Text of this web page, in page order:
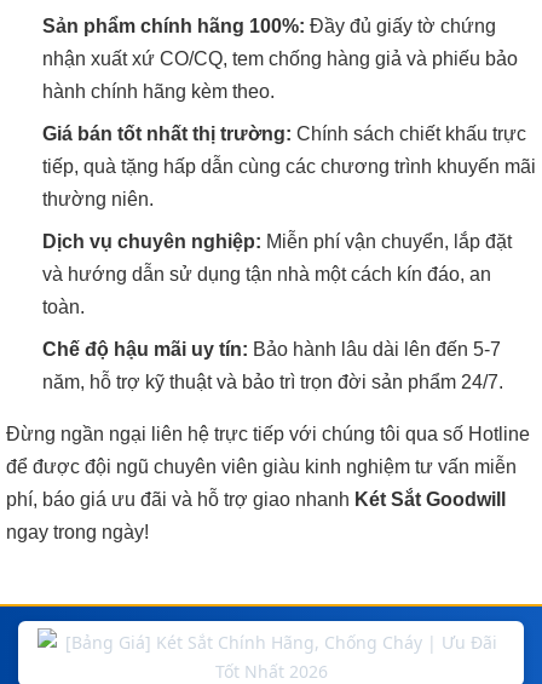
Sản phẩm chính hãng 100%: Đầy đủ giấy tờ chứng
nhận xuất xứ CO/CQ, tem chống hàng giả và phiếu bảo
hành chính hãng kèm theo.
Giá bán tốt nhất thị trường: Chính sách chiết khấu trực
tiếp, quà tặng hấp dẫn cùng các chương trình khuyến mãi
thường niên.
Dịch vụ chuyên nghiệp: Miễn phí vận chuyển, lắp đặt
và hướng dẫn sử dụng tận nhà một cách kín đáo, an
toàn.
Chế độ hậu mãi uy tín: Bảo hành lâu dài lên đến 5-7
năm, hỗ trợ kỹ thuật và bảo trì trọn đời sản phẩm 24/7.
Đừng ngần ngại liên hệ trực tiếp với chúng tôi qua số Hotline
để được đội ngũ chuyên viên giàu kinh nghiệm tư vấn miễn
phí, báo giá ưu đãi và hỗ trợ giao nhanh Két Sắt Goodwill
ngay trong ngày!